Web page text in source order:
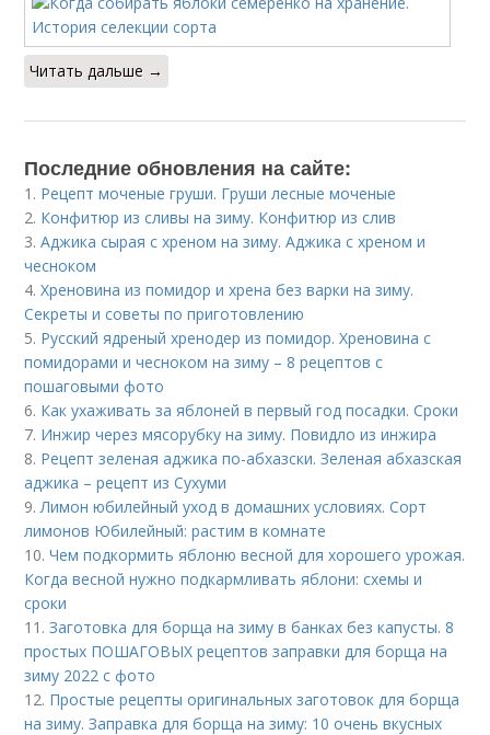
Читать дальше →
Последние обновления на сайте:
1. Рецепт моченые груши. Груши лесные моченые
2. Конфитюр из сливы на зиму. Конфитюр из слив
3.Аджика сырая с хреном на зиму. Аджика с хреном и
чесноком
4.Хреновина из помидор и хрена без варки на зиму.
Секреты и советы по приготовлению
5. Русский ядреный хренодер из помидор. Хреновина с
помидорами и чесноком на зиму – 8 рецептов с
пошаговыми фото
6. Как ухаживать за яблоней в первый год посадки. Сроки
7. Инжир через мясорубку на зиму. Повидло из инжира
8. Рецепт зеленая аджика по-абхазски. Зеленая абхазская
аджика – рецепт из Сухуми
9.Лимон юбилейный уход в домашних условиях. Сорт
лимонов Юбилейный: растим в комнате
10.Чем подкормить яблоню весной для хорошего урожая.
Когда весной нужно подкармливать яблони: схемы и
сроки
11.Заготовка для борща на зиму в банках без капусты. 8
простых ПОШАГОВЫХ рецептов заправки для борща на
зиму 2022 с фото
12. Простые рецепты оригинальных заготовок для борща
на зиму. Заправка для борща на зиму: 10 очень вкусных